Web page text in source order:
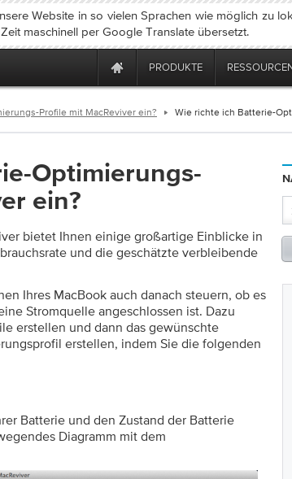
Website in so vielen Sprachen wie möglich zu
maschinell per Google Translate übersetzt.
PRODUKTE
Profile mit MacReviver ein? Wie richte ich Batterie-
Optimierungs-
ein?
bietet Ihnen einige großartige Einblicke in
und die geschätzte verbleibende
Ihres MacBook auch danach steuern, ob es
Stromquelle angeschlossen ist. Dazu
erstellen und dann das gewünschte
erstellen, indem Sie die folgenden
Batterie und den Zustand der Batterie
Diagramm mit dem